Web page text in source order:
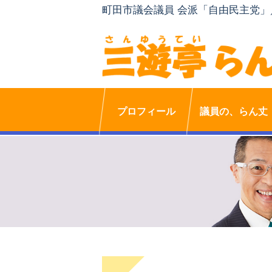
町田市議会議員 会派「自由民主党
プロフィール 議員の、らん丈